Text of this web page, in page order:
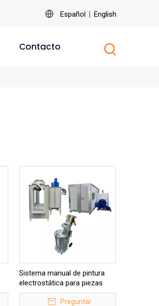
Español | English
Contacto
Sistema manual de pintura
electrostática para piezas
largas
Preguntar